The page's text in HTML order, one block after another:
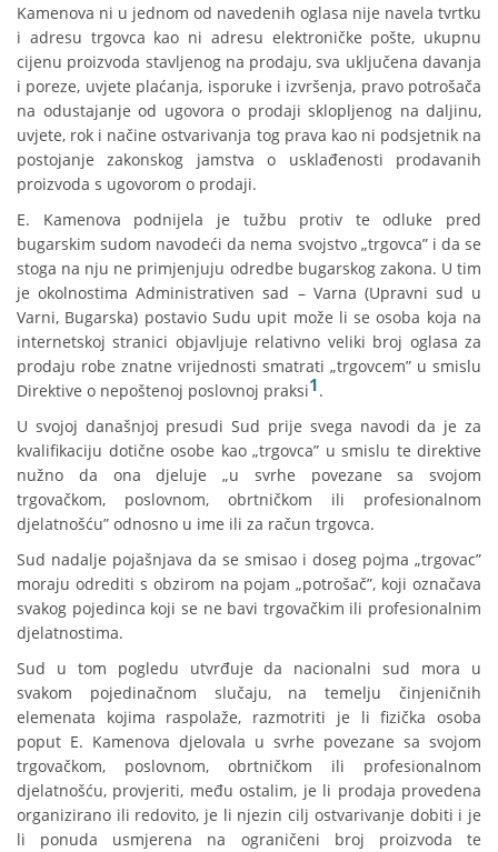
Kamenova ni u jednom od navedenih oglasa nije navela tvrtku
i adresu trgovca kao ni adresu elektroničke pošte, ukupnu
cijenu proizvoda stavljenog na prodaju, sva uključena davanja
i poreze, uvjete plaćanja, isporuke i izvršenja, pravo potrošača
na odustajanje od ugovora o prodaji sklopljenog na daljinu,
uvjete, rok i načine ostvarivanja tog prava kao ni podsjetnik na
postojanje zakonskog jamstva o usklađenosti prodavanih
proizvoda s ugovorom o prodaji.
E. Kamenova podnijela je tužbu protiv te odluke pred
bugarskim sudom navodeći da nema svojstvo „trgovca” i da se
stoga na nju ne primjenjuju odredbe bugarskog zakona. U tim
je okolnostima Administrativen sad – Varna (Upravni sud u
Varni, Bugarska) postavio Sudu upit može li se osoba koja na
internetskoj stranici objavljuje relativno veliki broj oglasa za
prodaju robe znatne vrijednosti smatrati „trgovcem” u smislu
Direktive o nepoštenoj poslovnoj praksi1.
U svojoj današnjoj presudi Sud prije svega navodi da je za
kvalifikaciju dotične osobe kao „trgovca” u smislu te direktive
nužno da ona djeluje „u svrhe povezane sa svojom
trgovačkom, poslovnom, obrtničkom ili profesionalnom
djelatnošću” odnosno u ime ili za račun trgovca.
Sud nadalje pojašnjava da se smisao i doseg pojma „trgovac”
moraju odrediti s obzirom na pojam „potrošač”, koji označava
svakog pojedinca koji se ne bavi trgovačkim ili profesionalnim
djelatnostima.
Sud u tom pogledu utvrđuje da nacionalni sud mora u
svakom pojedinačnom slučaju, na temelju činjeničnih
elemenata kojima raspolaže, razmotriti je li fizička osoba
poput E. Kamenova djelovala u svrhe povezane sa svojom
trgovačkom, poslovnom, obrtničkom ili profesionalnom
djelatnošću, provjeriti, među ostalim, je li prodaja provedena
organizirano ili redovito, je li njezin cilj ostvarivanje dobiti i je
li ponuda usmjerena na ograničeni broj proizvoda te